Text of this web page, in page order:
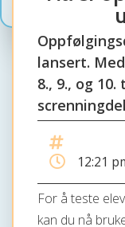
lansert.
8., 9., og
12:21
For å teste
kan du nå